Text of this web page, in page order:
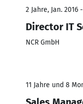
2 Jahre, Jan. 2016
Director IT
NCR GmbH
11 Jahre und 8